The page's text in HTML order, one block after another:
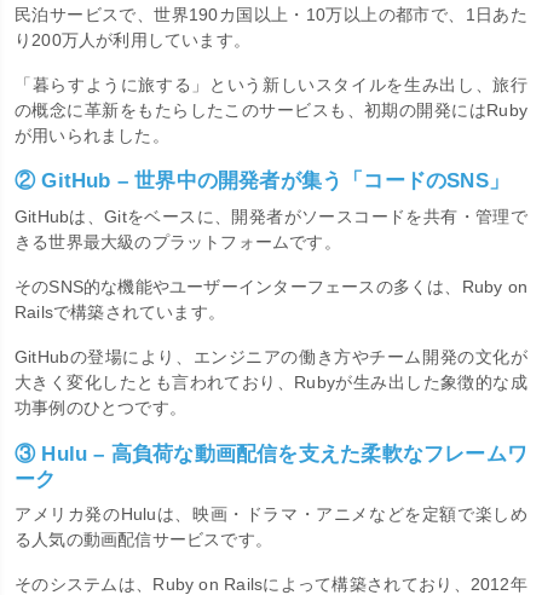
民泊サービスで、世界190カ国以上・10万以上の都市で、1日あた
り200万人が利用しています。
「暮らすように旅する」という新しいスタイルを生み出し、旅行
の概念に革新をもたらしたこのサービスも、初期の開発にはRuby
が用いられました。
② GitHub – 世界中の開発者が集う「コードのSNS」
GitHubは、Gitをベースに、開発者がソースコードを共有・管理で
きる世界最大級のプラットフォームです。
そのSNS的な機能やユーザーインターフェースの多くは、Ruby on
Railsで構築されています。
GitHubの登場により、エンジニアの働き方やチーム開発の文化が
大きく変化したとも言われており、Rubyが生み出した象徴的な成
功事例のひとつです。
③ Hulu – 高負荷な動画配信を支えた柔軟なフレームワ
ーク
アメリカ発のHuluは、映画・ドラマ・アニメなどを定額で楽しめ
る人気の動画配信サービスです。
そのシステムは、Ruby on Railsによって構築されており、2012年